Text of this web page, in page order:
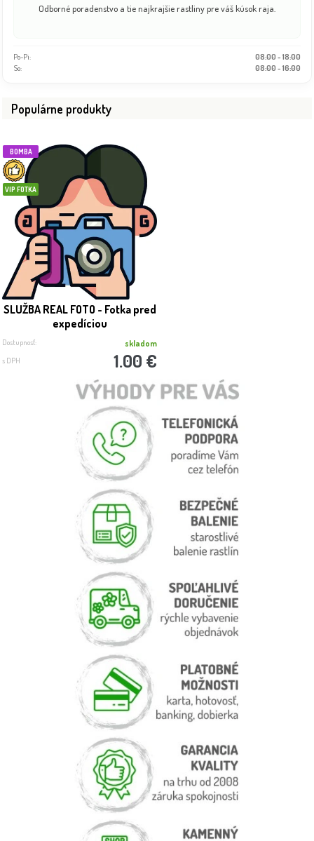
Odborné poradenstvo a tie najkrajšie rastliny pre váš kúsok raja.
Po-Pi:
08:00 - 18:00
So:
08:00 - 16:00
Populárne produkty
BOMBA
VIP FOTKA
SLUŽBA REAL FOTO - Fotka pred
expedíciou
Dostupnosť: skladom
s DPH 1.00 €